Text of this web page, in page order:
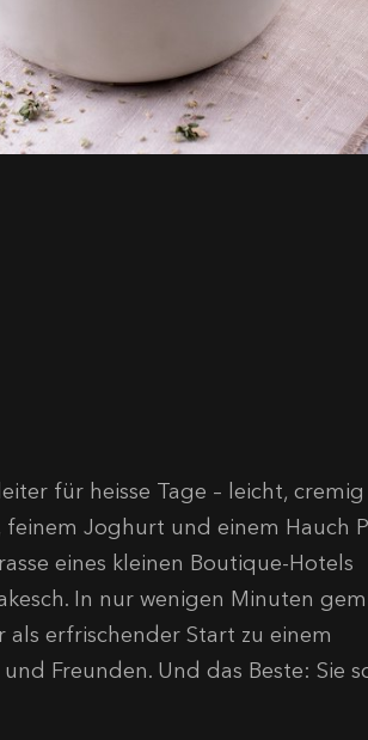
für heisse Tage – leicht,
feinem Joghurt und einem Hauch
eines kleinen Boutique-Hotels
In nur wenigen Minuten
erfrischender Start zu einem
Freunden. Und das Beste: Sie